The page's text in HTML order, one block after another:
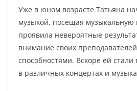
Уже в юном возрасте Татьяна
музыкой, посещая музыкальную
проявила невероятные
внимание своих
способностями. Вскоре ей стали
в различных концертах и